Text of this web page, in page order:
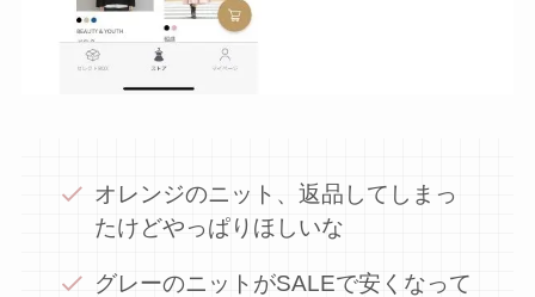
オレンジのニット、返品してしまっ
たけどやっぱりほしいな
グレーのニットがSALEで安くなって